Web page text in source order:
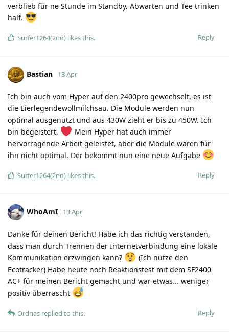
verblieb für ne Stunde im Standby. Abwarten und Tee trinken
half.
Reply
Surfer1264(2nd) likes this.
Bastian 13 Apr
Ich bin auch vom Hyper auf den 2400pro gewechselt, es ist
die Eierlegendewollmilchsau. Die Module werden nun
optimal ausgenutzt und aus 430W zieht er bis zu 450W. Ich
bin begeistert.
Mein Hyper hat auch immer
hervorragende Arbeit geleistet, aber die Module waren für
ihn nicht optimal. Der bekommt nun eine neue Aufgabe
Reply
Surfer1264(2nd) likes this.
WhoAmI 13 Apr
Danke für deinen Bericht! Habe ich das richtig verstanden,
dass man durch Trennen der Internetverbindung eine lokale
Kommunikation erzwingen kann?
(Ich nutze den
Ecotracker) Habe heute noch Reaktionstest mit dem SF2400
AC+ für meinen Bericht gemacht und war etwas... weniger
positiv überrascht
Reply
Ordnas replied to this.